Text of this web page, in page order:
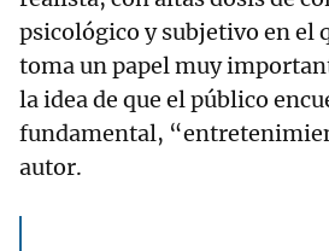
psicológico y subjetivo en el
toma un papel muy
la idea de que el público
fundamental,
autor.